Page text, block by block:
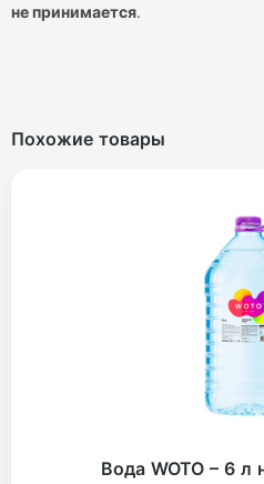
не принимается.
Похожие товары
Вода WOTO – 6 л